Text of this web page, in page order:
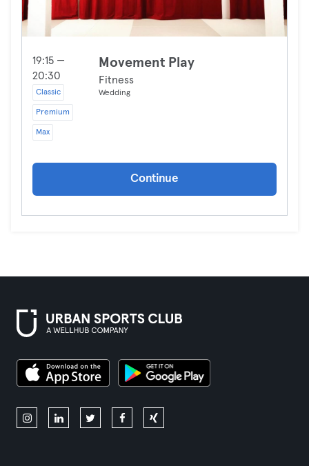
19:15 —
20:30
Classic
Premium
Max
Movement Play
Fitness
Wedding
Continue